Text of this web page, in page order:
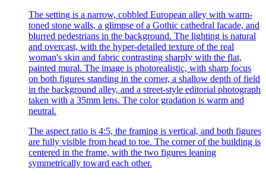
The setting is a narrow, cobbled European alley with warm-
toned stone walls, a glimpse of a Gothic cathedral facade, and
blurred pedestrians in the background. The lighting is natural
and overcast, with the hyper-detailed texture of the real
woman's skin and fabric contrasting sharply with the flat,
painted mural. The image is photorealistic, with sharp focus
on both figures standing in the corner, a shallow depth of field
in the background alley, and a street-style editorial photograph
taken with a 35mm lens. The color gradation is warm and
neutral.
The aspect ratio is 4:5, the framing is vertical, and both figures
are fully visible from head to toe. The corner of the building is
centered in the frame, with the two figures leaning
symmetrically toward each other.